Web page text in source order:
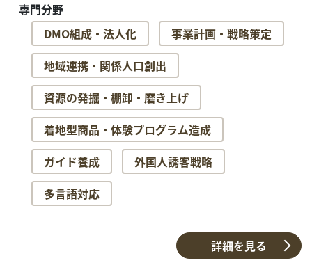
専門分野
DMO組成・法人化
事業計画・戦略策定
地域連携・関係人口創出
資源の発掘・棚卸・磨き上げ
着地型商品・体験プログラム造成
ガイド養成
外国人誘客戦略
多言語対応
詳細を見る